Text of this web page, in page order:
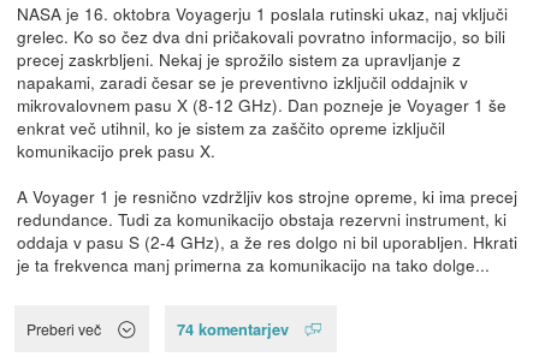
NASA je 16. oktobra Voyagerju 1 poslala rutinski ukaz, naj vključi
grelec. Ko so čez dva dni pričakovali povratno informacijo, so bili
precej zaskrbljeni. Nekaj je sprožilo sistem za upravljanje z
napakami, zaradi česar se je preventivno izključil oddajnik v
mikrovalovnem pasu X (8-12 GHz). Dan pozneje je Voyager 1 še
enkrat več utihnil, ko je sistem za zaščito opreme izključil
komunikacijo prek pasu X.
A Voyager 1 je resnično vzdržljiv kos strojne opreme, ki ima precej
redundance. Tudi za komunikacijo obstaja rezervni instrument, ki
oddaja v pasu S (2-4 GHz), a že res dolgo ni bil uporabljen. Hkrati
je ta frekvenca manj primerna za komunikacijo na tako dolge...
Preberi več 74 komentarjev